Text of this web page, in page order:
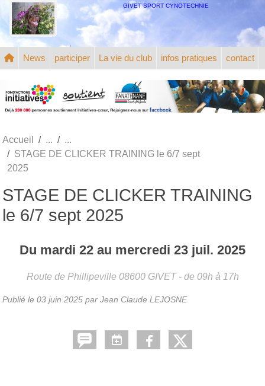
GIVET SPORT CYNOTECHNIE
News participer La vie du club infos pratiques contact
Accueil
STAGE DE CLICKER TRAINING le 6/7 sept
2025
STAGE DE CLICKER TRAINING
le 6/7 sept 2025
Du mardi 22 au mercredi 23 juil. 2025
Route de Phillipeville 08600 GIVET - de 09h à 17h
Publié le 03 juin 2025 par Jean Claude LEJOSNE
Panneau de gestion des cookies